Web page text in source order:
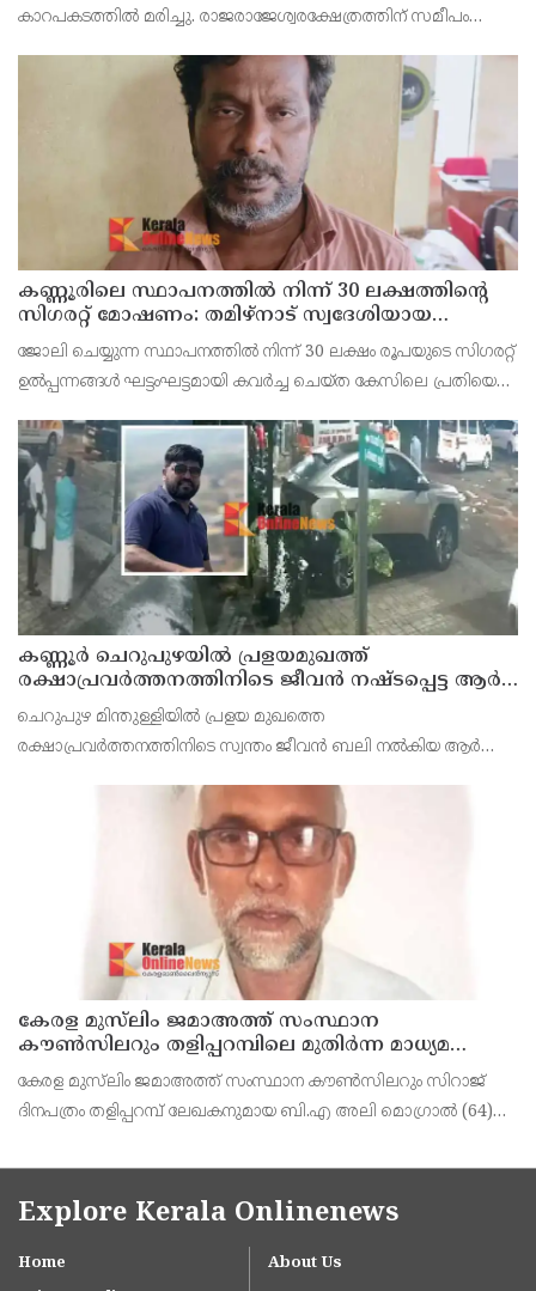
കാറപകടത്തില്‍ മരിച്ചു. രാജരാജേശ്വരക്ഷേത്രത്തിന് സമീപം
കണ്ണൂരിലെ സ്ഥാപനത്തിൽ നിന്ന് 30 ലക്ഷത്തിന്റെ
സിഗരറ്റ് മോഷണം: തമിഴ്‌നാട് സ്വദേശിയായ
സെയിൽസ്മാൻ തെങ്കാശിയിൽ പിടിയിൽ
ജോലി ചെയ്യുന്ന സ്ഥാപനത്തിൽ നിന്ന് 30 ലക്ഷം രൂപയുടെ സിഗരറ്റ്
ഉൽപ്പന്നങ്ങൾ ഘട്ടംഘട്ടമായി കവർച്ച ചെയ്ത കേസിലെ പ്രതിയെ
സ്വദേശിയായ വേൽമുരുകൻ (40) ആണ
കണ്ണൂർ ചെറുപുഴയിൽ പ്രളയമുഖത്ത്
രക്ഷാപ്രവർത്തനത്തിനിടെ ജീവൻ നഷ്ടപ്പെട്ട ആർ.
രാജേഷിൻ്റെ ഭൗതിക ശരീരത്തോട് അനാദരവ്
കാണിച്ചതായി ആരോപണം
ചെറുപുഴ മിന്തുള്ളിയിൽ പ്രളയ മുഖത്തെ
രക്ഷാപ്രവർത്തനത്തിനിടെ സ്വന്തം ജീവൻ ബലി നൽകിയ ആർ
മൃതദേഹം തിരുവനന്തപുരത്തെ
കേരള മുസ്‌ലിം ജമാഅത്ത് സംസ്ഥാന
കൗൺസിലറും തളിപ്പറമ്പിലെ മുതിർന്ന മാധ്യമ
പ്രവർത്തകനുമായ ബി എ അലി മൊഗ്രാൽ
നിര്യാതനായി
കേരള മുസ്‌ലിം ജമാഅത്ത് സംസ്ഥാന കൗൺസിലറും സിറാജ്
ദിനപത്രം തളിപ്പറമ്പ് ലേഖകനുമായ ബി.എ അലി മൊഗ്രാൽ (64)
ജമാഅത്ത് ജില്ലാ സെക്രട്ടറി, എസ്.വൈ.എ
Explore Kerala Onlinenews
Home
About Us